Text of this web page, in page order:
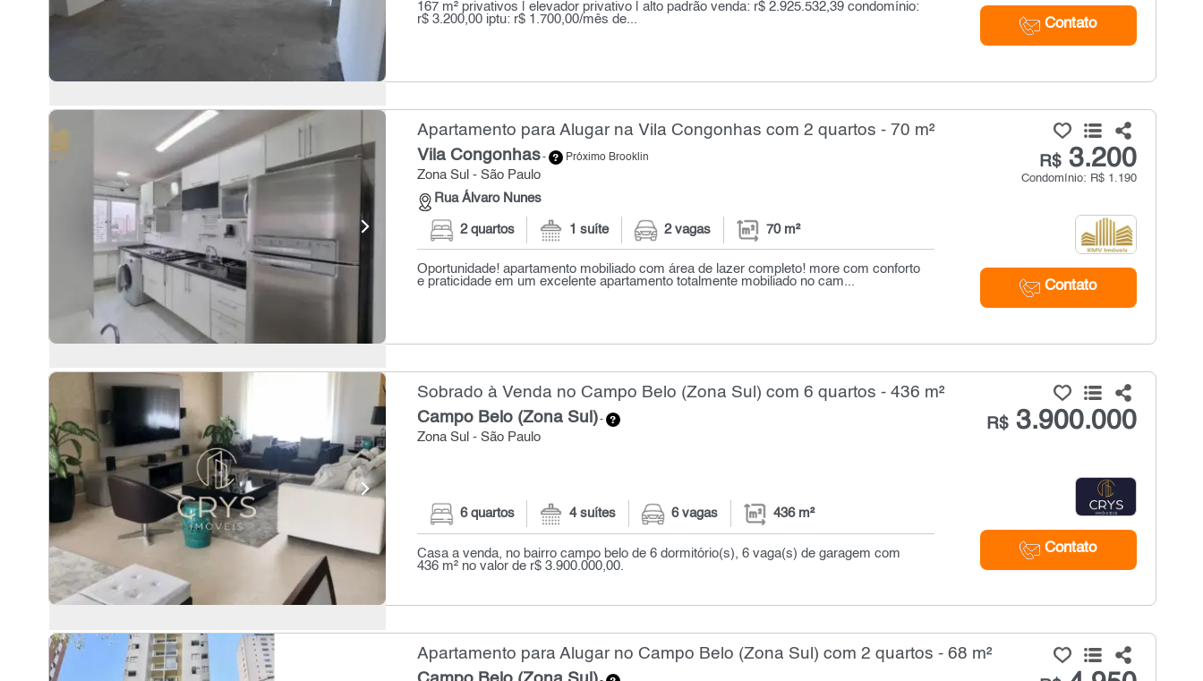
Contato
167 m² privativos | elevador privativo | alto padrão venda: r$ 2.925.532,39 condomínio:
r$ 3.200,00 iptu: r$ 1.700,00/mês de...
Apartamento para Alugar na Vila Congonhas com 2 quartos - 70 m²
Vila Congonhas- Próximo Brooklin
Zona Sul - São Paulo
Rua Álvaro Nunes
R$3.200
Condomínio: R$ 1.190
Contato
2 quartos 1 suíte 2 vagas 70 m²
Oportunidade! apartamento mobiliado com área de lazer completo! more com conforto
e praticidade em um excelente apartamento totalmente mobiliado no cam...
Sobrado à Venda no Campo Belo (Zona Sul) com 6 quartos - 436 m²
Campo Belo (Zona Sul)-
Zona Sul - São Paulo
R$3.900.000
Contato
6 quartos 4 suítes 6 vagas 436 m²
Casa a venda, no bairro campo belo de 6 dormitório(s), 6 vaga(s) de garagem com
436 m² no valor de r$ 3.900.000,00.
Apartamento para Alugar no Campo Belo (Zona Sul) com 2 quartos - 68 m²